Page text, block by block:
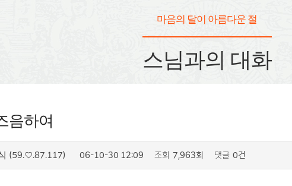
마음의 달이 아름다운 절
스님과의 대화
음하여
(59.♡.87.117) 06-10-30 12:09 조회 7,963회 댓글 0건